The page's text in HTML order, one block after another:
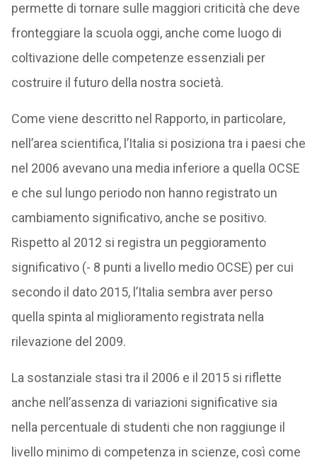
permette di tornare sulle maggiori criticità che deve
fronteggiare la scuola oggi, anche come luogo di
coltivazione delle competenze essenziali per
costruire il futuro della nostra società.
Come viene descritto nel Rapporto, in particolare,
nell’area scientifica, l’Italia si posiziona tra i paesi che
nel 2006 avevano una media inferiore a quella OCSE
e che sul lungo periodo non hanno registrato un
cambiamento significativo, anche se positivo.
Rispetto al 2012 si registra un peggioramento
significativo (- 8 punti a livello medio OCSE) per cui
secondo il dato 2015, l’Italia sembra aver perso
quella spinta al miglioramento registrata nella
rilevazione del 2009.
La sostanziale stasi tra il 2006 e il 2015 si riflette
anche nell’assenza di variazioni significative sia
nella percentuale di studenti che non raggiunge il
livello minimo di competenza in scienze, così come